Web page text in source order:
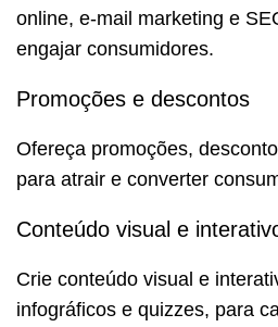
online, e-mail marketing e
engajar consumidores.
Promoções e descontos
Ofereça promoções,
para atrair e converter
Conteúdo visual e
Crie conteúdo visual e
infográficos e quizzes, para